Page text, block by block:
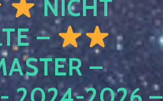
NICHT
–
– S